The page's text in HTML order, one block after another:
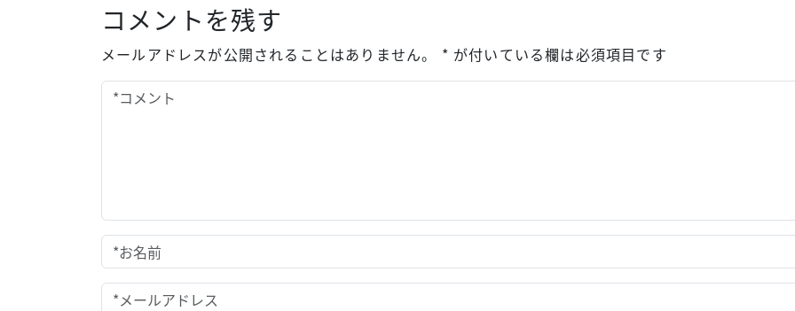
コメントを残す
メールアドレスが公開されることはありません。 * が付いている欄は必須項目です